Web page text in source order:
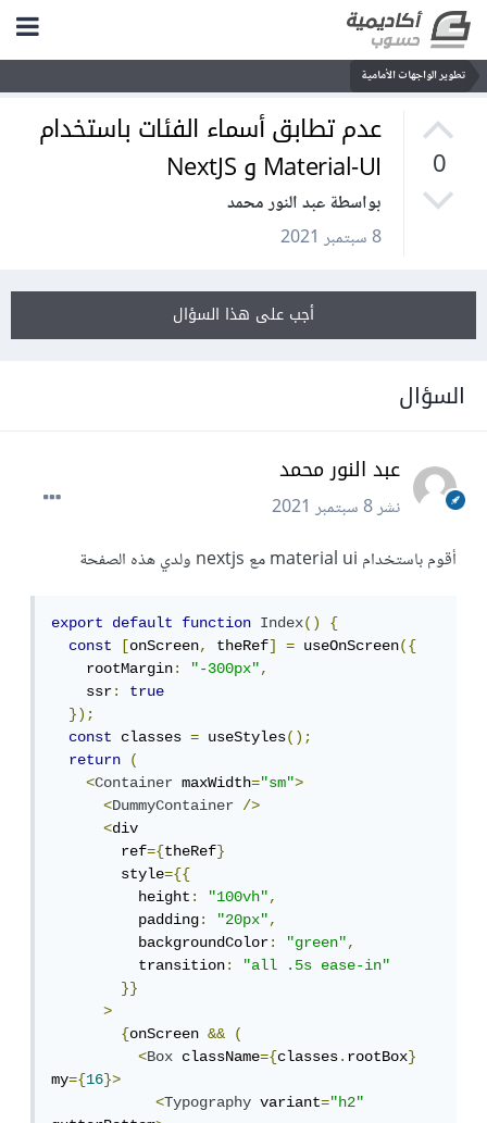
تطوير الواجهات الأمامية
0
عدم تطابق أسماء الفئات باستخدام
Material-UI و NextJS
بواسطة عبد النور محمد
8 سبتمبر 2021
أجب على هذا السؤال
السؤال
عبد النور محمد
نشر8 سبتمبر 2021
أقوم باستخدام material ui مع nextjs ولدي هذه الصفحة
export default function Index()
{
const
[onScreen, theRef] = useOnScreen({
    rootMargin
: "-300px",
    ssr
:
true
});
const
classes = useStyles();
return
(
<Container maxWidth="sm">
<DummyContainer
/>
<div
        ref
={theRef}
        style
={{
          height
: "100vh",
          padding
: "20px",
          backgroundColor
: "green",
          transition
:
"all .5s ease-in"
}}
>
{onScreen &&
(
<Box className={classes.rootBox}
my={16}>
<Typography variant="h2"